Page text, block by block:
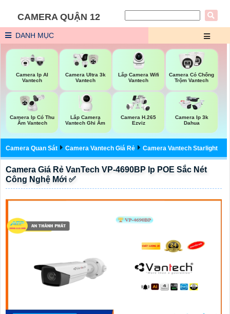
CAMERA QUẬN 12
DANH MỤC
Camera Ip AI
Vantech
Camera Ultra 3k
Vantech
Lắp Camera Wifi
Vantech
Camera Có Chống
Trộm Vantech
Camera Ip Có Thu
Âm Vantech
Lắp Camera
Vantech Ghi Âm
Camera H.265
Ezviz
Camera Ip 3k
Dahua
Camera Quan Sát Camera Vantech Giá Rẻ Camera Vantech Starlight
Camera Giá Rẻ VanTech VP-4690BP Ip POE Sắc Nét
Công Nghệ Mới ✅